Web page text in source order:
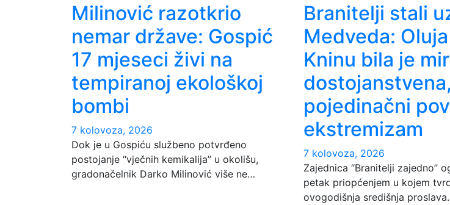
Milinović razotkrio
nemar države: Gospić
17 mjeseci živi na
tempiranoj ekološkoj
bombi
7 kolovoza, 2026
Dok je u Gospiću službeno potvrđeno
postojanje “vječnih kemikalija” u okolišu,
gradonačelnik Darko Milinović više ne…
Branitelji stali
Medveda:
Kninu bila je
dostojanstvena,
pojedinačni
ekstremizam
7 kolovoza, 2026
Zajednica “Branitelji zajedno”
petak priopćenjem u kojem
ovogodišnja središnja